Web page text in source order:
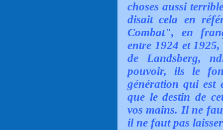
choses aussi
disait cela en
Combat", en
entre 1924 et
de Landsberg,
pouvoir, ils le
génération qui est
que le destin de
vos mains. Il ne
il ne faut pas